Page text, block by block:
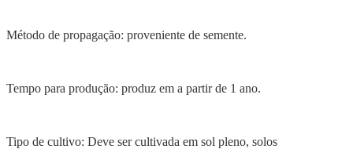
Método de propagação: proveniente de semente.
Tempo para produção: produz em a partir de 1 ano.
Tipo de cultivo: Deve ser cultivada em sol pleno, solos